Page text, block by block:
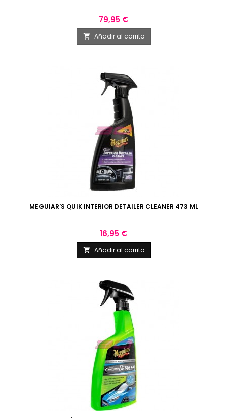
Precio
79,95 €
 Añadir al carrito
MEGUIAR'S QUIK INTERIOR DETAILER CLEANER 473 ML
Precio
16,95 €
 Añadir al carrito